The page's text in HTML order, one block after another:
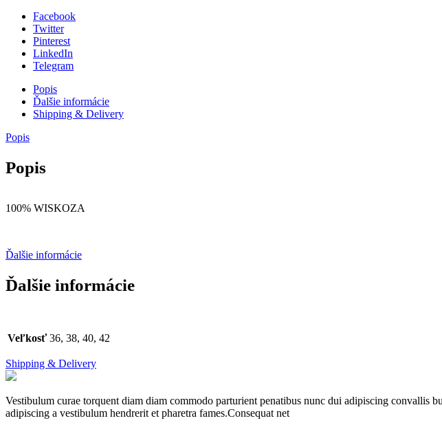
Facebook
Twitter
Pinterest
LinkedIn
Telegram
Popis
Ďalšie informácie
Shipping & Delivery
Popis
Popis
100% WISKOZA
Ďalšie informácie
Ďalšie informácie
Veľkosť 36, 38, 40, 42
Shipping & Delivery
Vestibulum curae torquent diam diam commodo parturient penatibus nunc dui adipiscing convallis
adipiscing a vestibulum hendrerit et pharetra fames.Consequat net